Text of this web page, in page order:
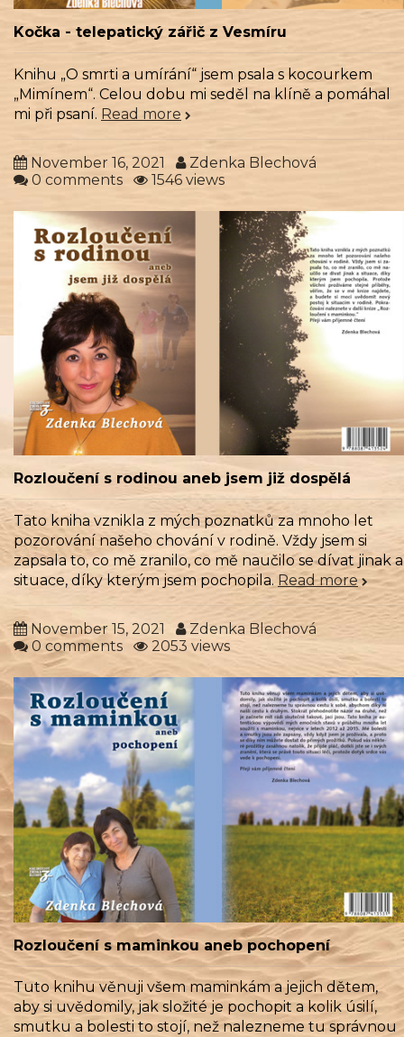
Kočka - telepatický zářič z Vesmíru
Knihu „O smrti a umírání“ jsem psala s kocourkem
„Mimínem“. Celou dobu mi seděl na klíně a pomáhal
mi při psaní. Read more
November 16, 2021
Zdenka Blechová
0 comments
1546 views
Rozloučení s rodinou aneb jsem již dospělá
Tato kniha vznikla z mých poznatků za mnoho let
pozorování našeho chování v rodině. Vždy jsem si
zapsala to, co mě zranilo, co mě naučilo se dívat jinak a
situace, díky kterým jsem pochopila. Read more
November 15, 2021
Zdenka Blechová
0 comments
2053 views
Rozloučení s maminkou aneb pochopení
Tuto knihu věnuji všem maminkám a jejich dětem,
aby si uvědomily, jak složité je pochopit a kolik úsilí,
smutku a bolesti to stojí, než nalezneme tu správnou